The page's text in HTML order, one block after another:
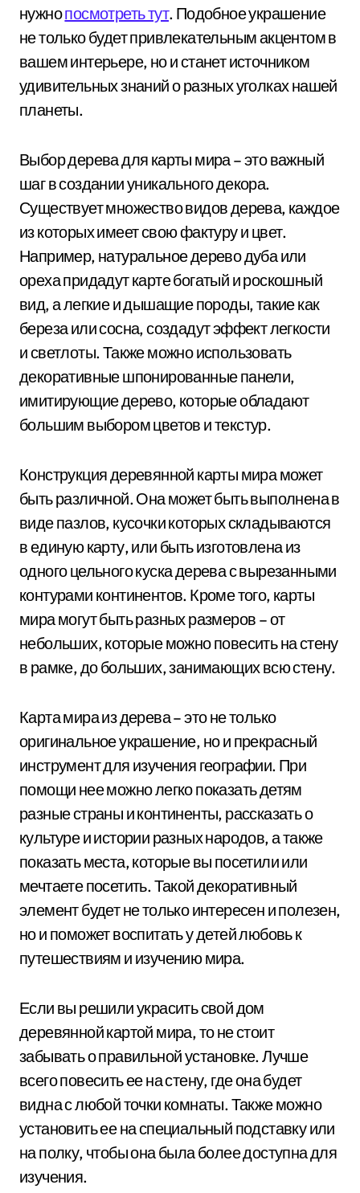
нужнопосмотреть тут. Подобное украшение
не только будет привлекательным акцентом в
вашем интерьере, но и станет источником
удивительных знаний о разных уголках нашей
планеты.
Выбор дерева для карты мира – это важный
шаг в создании уникального декора.
Существует множество видов дерева, каждое
из которых имеет свою фактуру и цвет.
Например, натуральное дерево дуба или
ореха придадут карте богатый и роскошный
вид, а легкие и дышащие породы, такие как
береза или сосна, создадут эффект легкости
и светлоты. Также можно использовать
декоративные шпонированные панели,
имитирующие дерево, которые обладают
большим выбором цветов и текстур.
Конструкция деревянной карты мира может
быть различной. Она может быть выполнена в
виде пазлов, кусочки которых складываются
в единую карту, или быть изготовлена из
одного цельного куска дерева с вырезанными
контурами континентов. Кроме того, карты
мира могут быть разных размеров – от
небольших, которые можно повесить на стену
в рамке, до больших, занимающих всю стену.
Карта мира из дерева – это не только
оригинальное украшение, но и прекрасный
инструмент для изучения географии. При
помощи нее можно легко показать детям
разные страны и континенты, рассказать о
культуре и истории разных народов, а также
показать места, которые вы посетили или
мечтаете посетить. Такой декоративный
элемент будет не только интересен и полезен,
но и поможет воспитать у детей любовь к
путешествиям и изучению мира.
Если вы решили украсить свой дом
деревянной картой мира, то не стоит
забывать о правильной установке. Лучше
всего повесить ее на стену, где она будет
видна с любой точки комнаты. Также можно
установить ее на специальный подставку или
на полку, чтобы она была более доступна для
изучения.